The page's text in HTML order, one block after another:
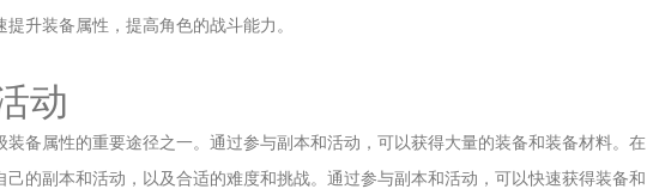
升装备属性，提高角色的战斗能力。
动
备属性的重要途径之一。通过参与副本和活动，可以获得大量的装备和装备材料。在
的副本和活动，以及合适的难度和挑战。通过参与副本和活动，可以快速获得装备和